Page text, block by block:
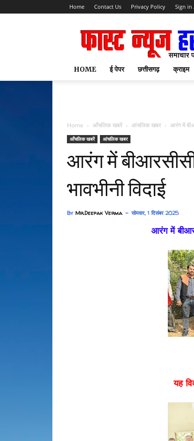
Home Contact Us Privacy Policy Sign in
HOME ई पेपर छत्तीसगढ़ क्राइम
फास्ट
Home आँचलिक खबरें आंचलिक खबर आरंग में
आँचलिक खबरें आंचलिक खबर
आरंग में बीआरसीसी
भावभीनी विदाई
By Mr.Deepak Verma सोमवार, 1 दिसंबर 2025
आरंग में
यह